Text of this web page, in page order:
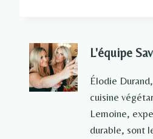
L'équipe
Élodie
cuisine
Lemoine,
durable, sont